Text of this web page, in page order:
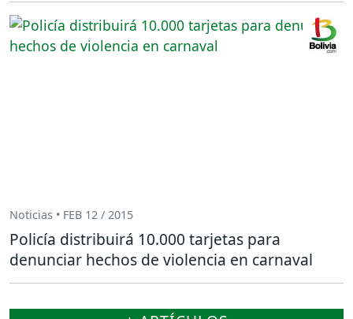
Noticias • FEB 12 / 2015
Policía distribuirá 10.000 tarjetas para
denunciar hechos de violencia en carnaval